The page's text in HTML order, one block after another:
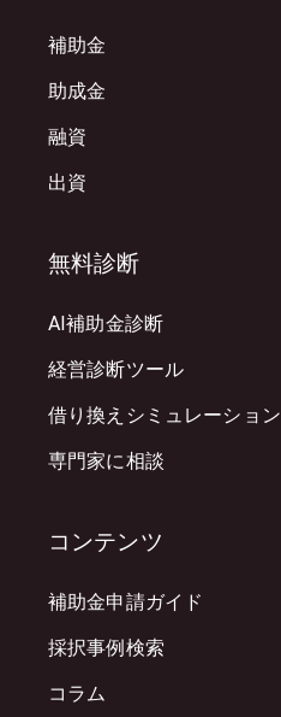
補助金
助成金
融資
出資
無料診断
AI補助金診断
経営診断ツール
借り換えシミュレーション
専門家に相談
コンテンツ
補助金申請ガイド
採択事例検索
コラム